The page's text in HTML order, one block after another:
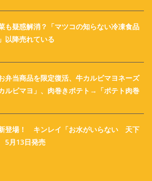
も疑惑解消？「マツコの知らない冷凍食品
以降売れている
弁当商品を限定復活、牛カルビマヨネーズ
ルビマヨ」、肉巻きポテト→「ポテト肉巻
登場！ キンレイ「お水がいらない 天下
月13日発売